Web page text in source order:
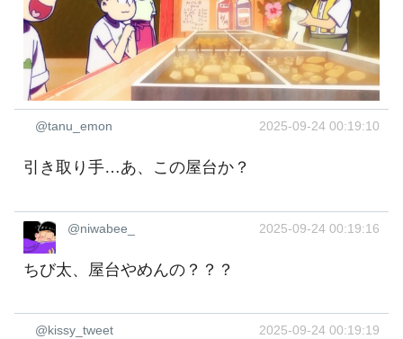
@tanu_emon 2025-09-24 00:19:10
引き取り手…あ、この屋台か？
@niwabee_ 2025-09-24 00:19:16
ちび太、屋台やめんの？？？
@kissy_tweet 2025-09-24 00:19:19